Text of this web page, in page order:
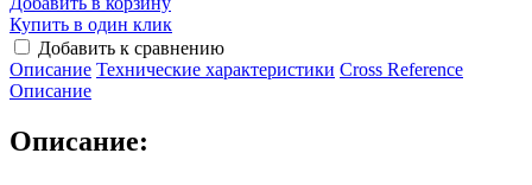
Купить в один клик
Добавить к сравнению
Описание Технические характеристики Сross Reference
Описание
Описание: